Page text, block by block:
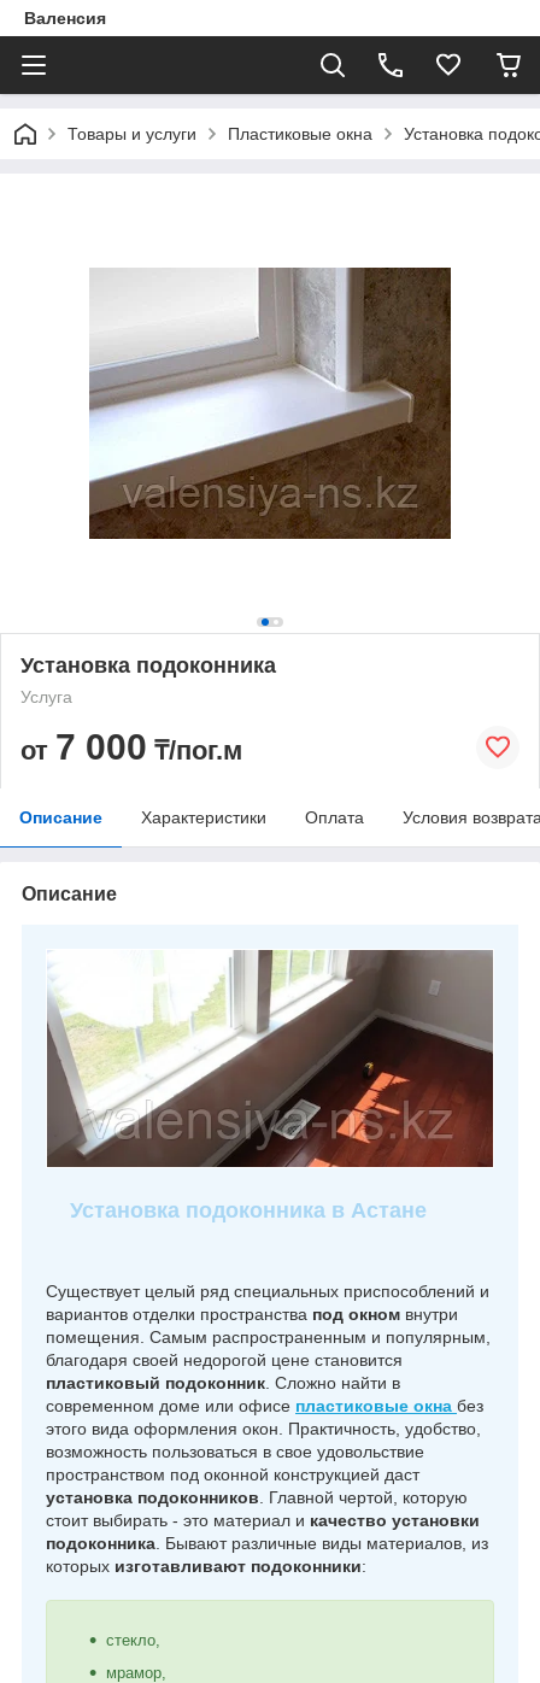
Валенсия
Товары и услуги Пластиковые окна Установка
Установка подоконника
Услуга
от 7 000 ₸/пог.м
Описание Характеристики Оплата Условия
Описание
Установка подоконника в Астане
Существует целый ряд специальных приспособлений и
вариантов отделки пространства под окном внутри
помещения. Самым распространенным и популярным,
благодаря своей недорогой цене становится
пластиковый подоконник . Сложно найти в
современном доме или офисе пластиковые окна без
этого вида оформления окон. Практичность, удобство,
возможность пользоваться в свое удовольствие
пространством под оконной конструкцией даст
установка подоконников . Главной чертой, которую
стоит выбирать - это материал и качество установки
подоконника . Бывают различные виды материалов, из
которых изготавливают подоконники:
стекло,
мрамор,